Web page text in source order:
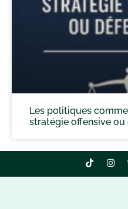
Les politiques
stratégie offensive ou